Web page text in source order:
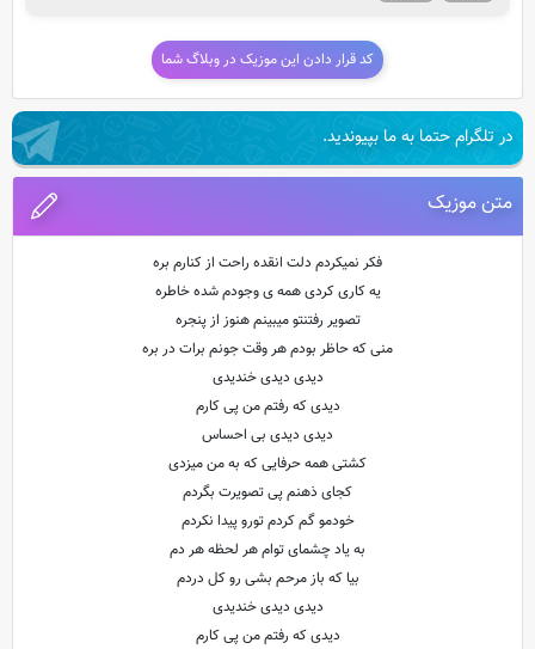
کد قرار دادن این موزیک در وبلاگ شما
در تلگرام حتما به ما بپیوندید.
متن موزیک
فکر نمیکردم دلت انقده راحت از کنارم بره
یه کاری کردی همه ی وجودم شده خاطره
تصویر رفتنتو میبینم هنوز از پنجره
منی که حاظر بودم هر وقت جونم برات در بره
دیدی دیدی خندیدی
دیدی که رفتم من پی کارم
دیدی دیدی بی احساس
کشتی همه حرفایی که به من میزدی
کجای ذهنم پی تصویرت بگردم
خودمو گم کردم تورو پیدا نکردم
به یاد چشمای توام هر لحظه هر دم
بیا که باز مرحم بشی رو کل دردم
دیدی دیدی خندیدی
دیدی که رفتم من پی کارم